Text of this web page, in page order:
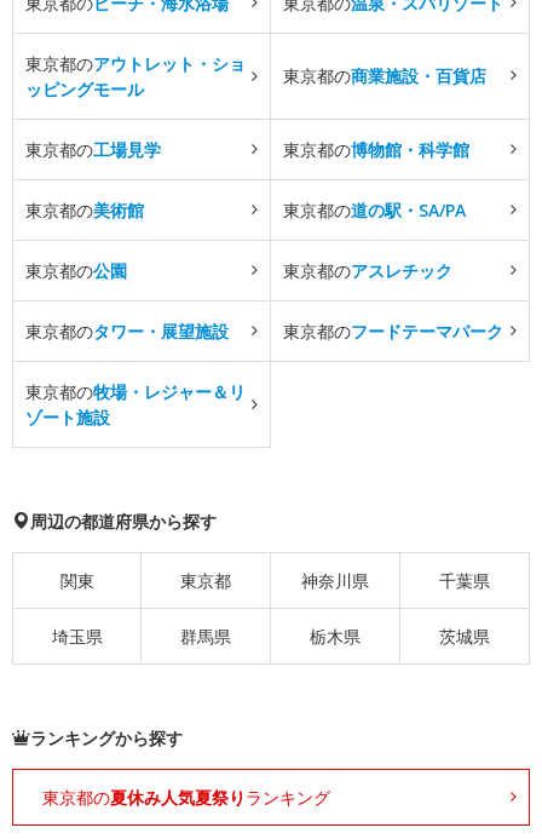
東京都のアウトレット・ショ
ッピングモール
東京都の商業施設・百貨店
東京都の工場見学 東京都の博物館・科学館
東京都の美術館 東京都の道の駅・SA/PA
東京都の公園 東京都のアスレチック
東京都のタワー・展望施設 東京都のフードテーマパーク
東京都の牧場・レジャー＆リ
ゾート施設
周辺の都道府県から探す
関東 東京都 神奈川県 千葉県
埼玉県 群馬県 栃木県 茨城県
ランキングから探す
東京都の夏休み人気夏祭り ランキング